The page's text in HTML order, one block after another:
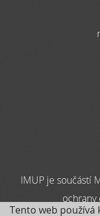
IMUP je součástí
Tento web používá